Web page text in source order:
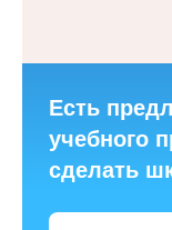
Есть
учебного
сделать